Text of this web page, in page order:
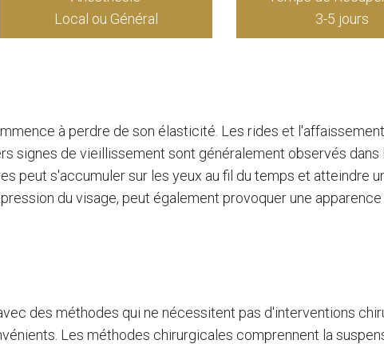
Local ou Général
3-5 jours
à perdre de son élasticité. Les rides et
signes de vieillissement sont généralement observés dans
peut s'accumuler sur les yeux au fil du temps et atteindre
du visage, peut également provoquer une
des méthodes qui ne nécessitent pas d'interventions
Les méthodes chirurgicales comprennent la